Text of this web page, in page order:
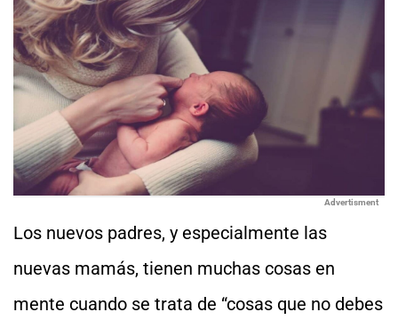
Advertisment
Los nuevos padres, y especialmente las
nuevas mamás, tienen muchas cosas en
mente cuando se trata de “cosas que no debes